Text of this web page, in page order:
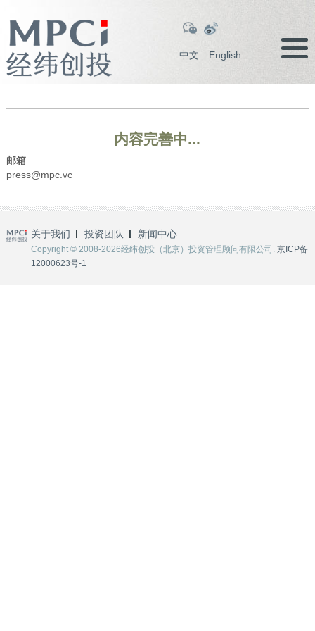
中文 English
内容完善中...
邮箱
press@mpc.vc
关于我们 投资团队 新闻中心
Copyright © 2008-2026经纬创投（北京）投资管理顾问有限公司. 京ICP备
12000623号-1